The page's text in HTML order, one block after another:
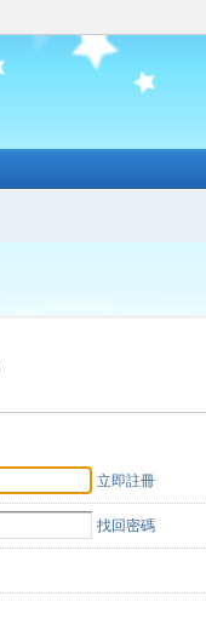
立即註冊
找回密碼